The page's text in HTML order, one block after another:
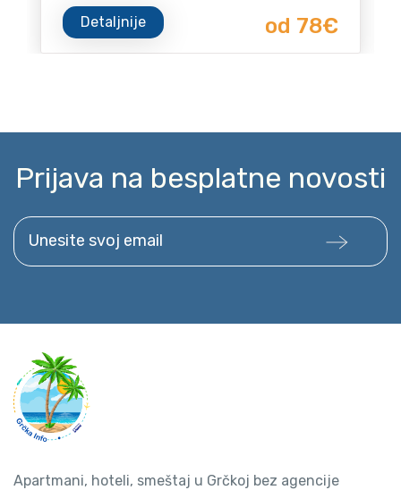
Detaljnije od 78€
Prijava na besplatne novosti
Unesite svoj email
Apartmani, hoteli, smeštaj u Grčkoj bez agencije